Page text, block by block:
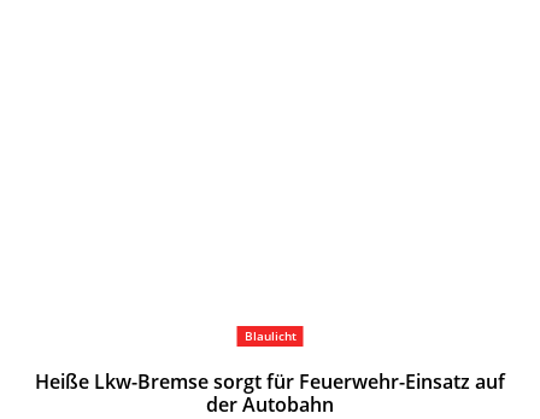
Blaulicht
Heiße Lkw-Bremse sorgt für Feuerwehr-Einsatz auf
der Autobahn